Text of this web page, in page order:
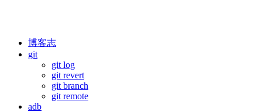
博客志
git
git log
git revert
git branch
git remote
adb